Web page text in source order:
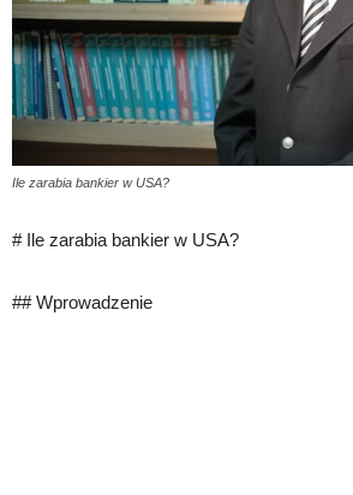
Ile zarabia bankier w USA?
# Ile zarabia bankier w USA?
## Wprowadzenie